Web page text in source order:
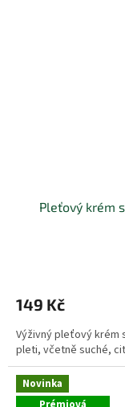
Pleťový krém
149 Kč
Výživný pleťový krém
pleti, včetně suché,
Novinka